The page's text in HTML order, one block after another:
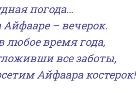
погода…
Айфааре – вечерок.
любое время года,
все заботы,
Айфаара костерок!